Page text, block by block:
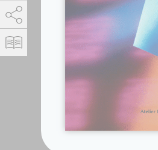
Autoriser